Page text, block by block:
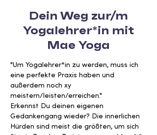
Dein Weg zur/m
Yogalehrer*in mit
Mae Yoga
"Um Yogalehrer*in zu werden, muss ich
eine perfekte Praxis haben und
außerdem noch xy
meistern/leisten/erreichen."
Erkennst Du deinen eigenen
Gedankengang wieder? Die innerlichen
Hürden sind meist die größten, um sich